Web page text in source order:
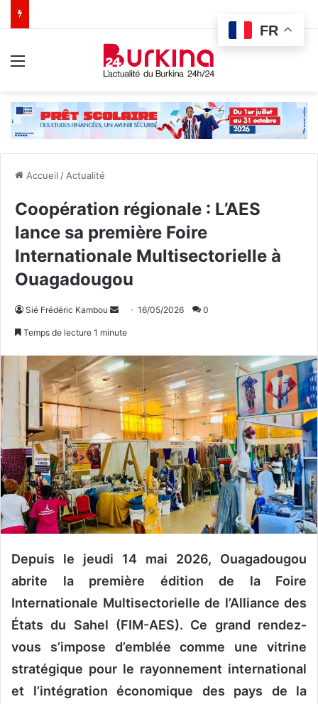
Accueil / Actualité
Coopération régionale : L’AES
lance sa première Foire
Internationale Multisectorielle à
Ouagadougou
Sié Frédéric Kambou
o
e
r
u
n
c
o
u
r
r
l
16/05/2026 0
Temps de lecture 1 minute
Depuis le jeudi 14 mai 2026, Ouagadougou
abrite la première édition de la Foire
Internationale Multisectorielle de l’Alliance des
États du Sahel (FIM-AES). Ce grand rendez-
vous s’impose d’emblée comme une vitrine
stratégique pour le rayonnement international
et l’intégration économique des pays de la
FR